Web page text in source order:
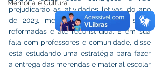
Memória e Cultura
prejudicarão as atividades letivas do ano
de 2023, mesmo assim algumas serão
reformadas e até reconstruída. E em sua
fala com professores e comunidade, disse
está estudando uma estratégia para fazer
a entrega das merendas e material escolar